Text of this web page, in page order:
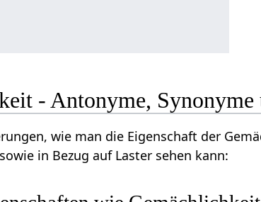
- Antonyme,
wie man die Eigenschaft der
in Bezug auf Laster sehen kann: